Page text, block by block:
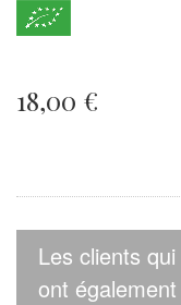
18,00 €
Les clients
ont